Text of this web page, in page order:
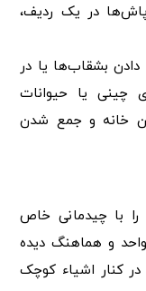
در یک ردیف،
دادن بشقاب‌ها یا در
چینی یا حیوانات
خانه و جمع شدن
را با چیدمانی خاص
و هماهنگ دیده
کنار اشیاء کوچک